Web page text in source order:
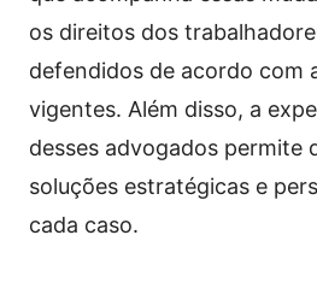
os direitos dos
defendidos de acordo com
vigentes. Além disso, a
desses advogados permite
soluções estratégicas e
cada caso.